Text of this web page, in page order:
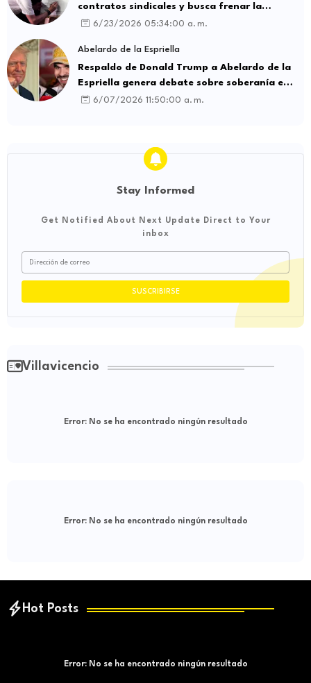
contratos sindicales y busca frenar la
intermediación laboral ilegal
6/23/2026 05:34:00 a. m.
Abelardo de la Espriella
Respaldo de Donald Trump a Abelardo de la
Espriella genera debate sobre soberanía e
influencia internacional
6/07/2026 11:50:00 a. m.
Stay Informed
Get Notified About Next Update Direct to Your
inbox
Villavicencio
Error:No se ha encontrado ningún resultado
Error:No se ha encontrado ningún resultado
Hot Posts
Error:No se ha encontrado ningún resultado